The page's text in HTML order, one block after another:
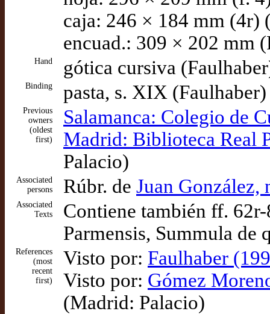
caja: 246 × 184 mm (4r)
encuad.: 309 × 202 mm
Hand gótica cursiva
Binding pasta, s. XIX (Faulhaber)
Previous
owners
(oldest
first)
Salamanca: Colegio de
Madrid: Biblioteca Real
Palacio)
Associated
persons
Rúbr. de Juan
Associated
Texts
Contiene también ff.
Parmensis, Summula de
References
(most
recent
first)
Visto por: Faulhaber
Visto por: Gómez
(Madrid: Palacio)